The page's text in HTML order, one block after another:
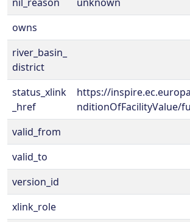
owns
river_basin_
district
status_xlink
_href
https://
nditionOfFacilityValue/
valid_from
valid_to
version_id
xlink_role